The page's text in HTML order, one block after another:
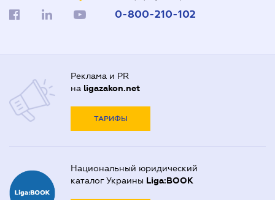
0-800-210-102
Реклама и PR
на ligazakon.net
ТАРИФЫ
Национальный юридический
каталог Украины Liga:BOOK